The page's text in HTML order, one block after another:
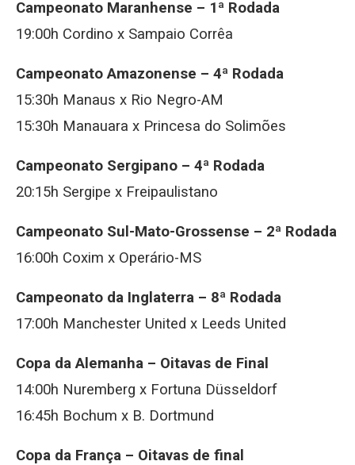
Campeonato Maranhense – 1ª Rodada
19:00h Cordino x Sampaio Corrêa
Campeonato Amazonense – 4ª Rodada
15:30h Manaus x Rio Negro-AM
15:30h Manauara x Princesa do Solimões
Campeonato Sergipano – 4ª Rodada
20:15h Sergipe x Freipaulistano
Campeonato Sul-Mato-Grossense – 2ª Rodada
16:00h Coxim x Operário-MS
Campeonato da Inglaterra – 8ª Rodada
17:00h Manchester United x Leeds United
Copa da Alemanha – Oitavas de Final
14:00h Nuremberg x Fortuna Düsseldorf
16:45h Bochum x B. Dortmund
Copa da França – Oitavas de final